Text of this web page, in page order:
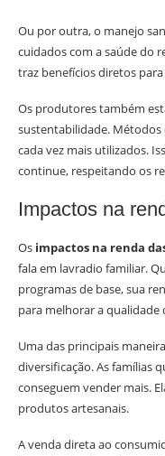
Ou por outra, o manejo
cuidados com a saúde do
traz benefícios diretos
Os produtores também
sustentabilidade.
cada vez mais utilizados.
continue, respeitando os
Impactos na
Os impactos na renda
fala em lavradio familiar.
programas de base, sua
para melhorar a qualidade
Uma das principais
diversificação. As famílias
conseguem vender mais.
produtos artesanais.
A venda direta ao